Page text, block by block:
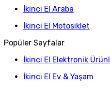
İkinci El Araba
İkinci El Motosiklet
Popüler Sayfalar
İkinci El Elektronik
İkinci El Ev & Yaşam